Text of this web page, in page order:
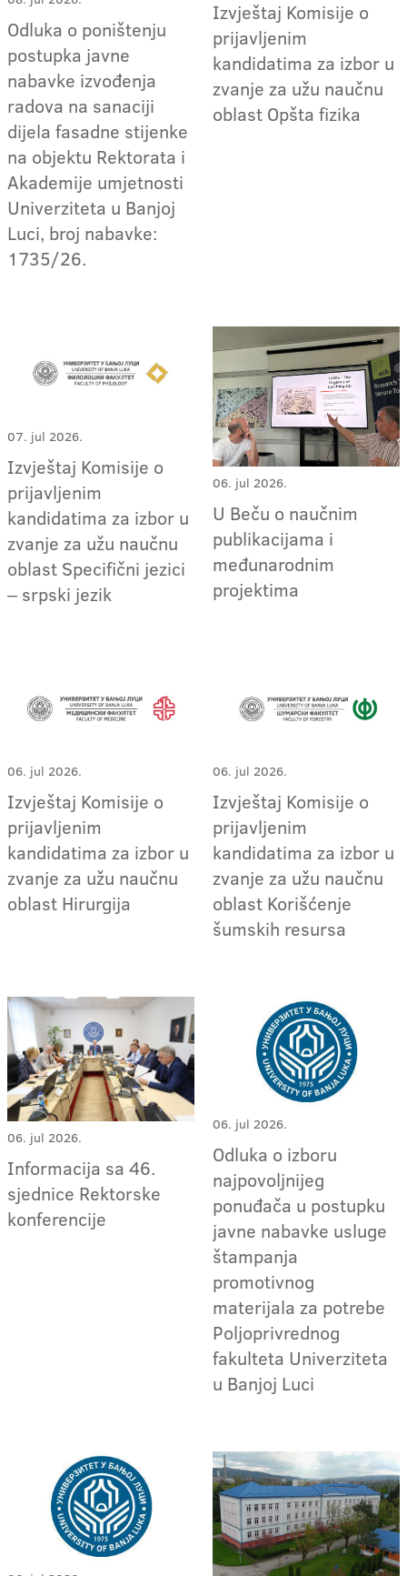
Odluka o poništenju
postupka javne
nabavke izvođenja
radova na sanaciji
dijela fasadne stijenke
na objektu Rektorata i
Akademije umjetnosti
Univerziteta u Banjoj
Luci, broj nabavke:
1735/26.
Izvještaj Komisije o
prijavljenim
kandidatima za izbor u
zvanje za užu naučnu
oblast Opšta fizika
07. jul 2026.
Izvještaj Komisije o
prijavljenim
kandidatima za izbor u
zvanje za užu naučnu
oblast Specifični jezici
‒ srpski jezik
06. jul 2026.
U Beču o naučnim
publikacijama i
međunarodnim
projektima
06. jul 2026.
Izvještaj Komisije o
prijavljenim
kandidatima za izbor u
zvanje za užu naučnu
oblast Hirurgija
06. jul 2026.
Izvještaj Komisije o
prijavljenim
kandidatima za izbor u
zvanje za užu naučnu
oblast Korišćenje
šumskih resursa
06. jul 2026.
Informacija sa 46.
sjednice Rektorske
konferencije
06. jul 2026.
Odluka o izboru
najpovoljnijeg
ponuđača u postupku
javne nabavke usluge
štampanja
promotivnog
materijala za potrebe
Poljoprivrednog
fakulteta Univerziteta
u Banjoj Luci